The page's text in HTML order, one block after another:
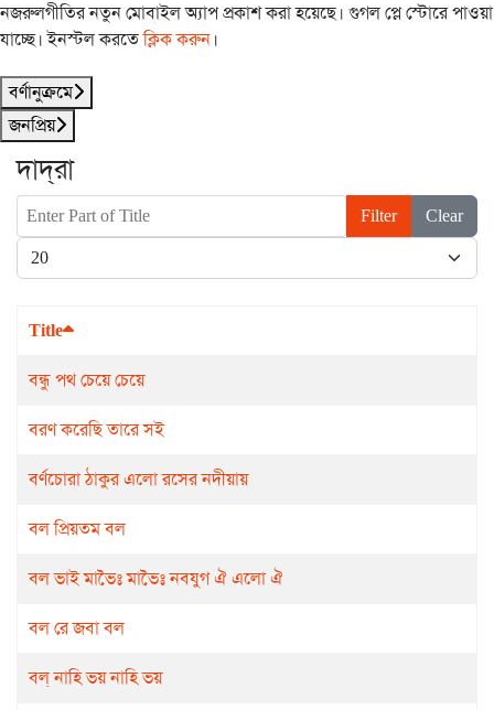
নজরুলগীতির নতুন মোবাইল অ্যাপ প্রকাশ করা হয়েছে। গুগল প্লে স্টোরে পাওয়া
যাচ্ছে। ইনস্টল করতেক্লিক করুন।
বর্ণানুক্রমে
জনপ্রিয়
দাদ্‌রা
Enter Part of Title Filter
Clear
Display #
Title
বন্ধু পথ চেয়ে চেয়ে
বরণ করেছি তারে সই
বর্ণচোরা ঠাকুর এলো রসের নদীয়ায়
বল প্রিয়তম বল
বল ভাই মাভৈঃ মাভৈঃ নবযুগ ঐ এলো ঐ
বল রে জবা বল
বল্ নাহি ভয় নাহি ভয়